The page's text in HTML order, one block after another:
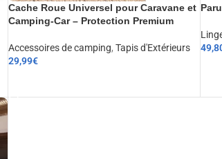
Cache Roue Universel pour Caravane et
Camping-Car – Protection Premium
Accessoires de camping, Tapis d'Extérieurs
29,99€